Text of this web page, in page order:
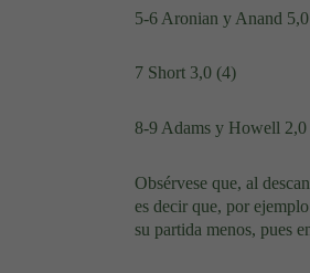
5-6 Aronian y Anand
7 Short 3,0 (4)
8-9 Adams y Howell 2,0
Obsérvese que, al
es decir que, por
su partida menos, pues